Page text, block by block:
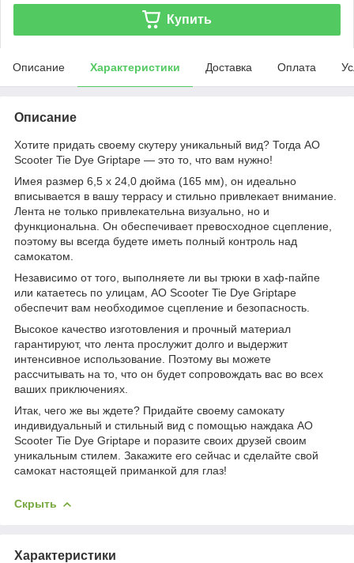
Купить
Описание Характеристики Доставка Оплата
Описание
Хотите придать своему скутеру уникальный вид? Тогда AO
Scooter Tie Dye Griptape — это то, что вам нужно!
Имея размер 6,5 x 24,0 дюйма (165 мм), он идеально
вписывается в вашу террасу и стильно привлекает внимание.
Лента не только привлекательна визуально, но и
функциональна. Он обеспечивает превосходное сцепление,
поэтому вы всегда будете иметь полный контроль над
самокатом.
Независимо от того, выполняете ли вы трюки в хаф-пайпе
или катаетесь по улицам, AO Scooter Tie Dye Griptape
обеспечит вам необходимое сцепление и безопасность.
Высокое качество изготовления и прочный материал
гарантируют, что лента прослужит долго и выдержит
интенсивное использование. Поэтому вы можете
рассчитывать на то, что он будет сопровождать вас во всех
ваших приключениях.
Итак, чего же вы ждете? Придайте своему самокату
индивидуальный и стильный вид с помощью наждака AO
Scooter Tie Dye Griptape и поразите своих друзей своим
уникальным стилем. Закажите его сейчас и сделайте свой
самокат настоящей приманкой для глаз!
Скрыть
Характеристики